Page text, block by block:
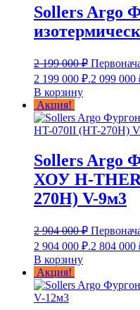
Sollers Argo
2 199 000₽
2 199 000 ₽.2 099 000
В корзину
Акция!
Sollers Argo
ХОУ H-
270H) V-9м3
2 904 000₽
2 904 000 ₽.2 804 000
В корзину
Акция!